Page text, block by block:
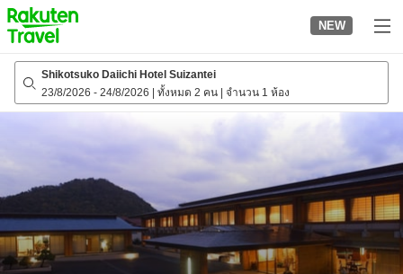
to
top
page
NEW
Shikotsuko Daiichi Hotel Suizantei
23/8/2026 - 24/8/2026 ทั้งหมด 2 คน จำนวน 1 ห้อง